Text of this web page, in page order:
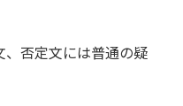
、否定文には普通の疑